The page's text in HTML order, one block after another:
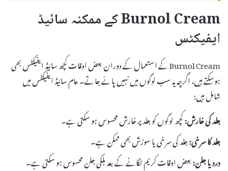
Burnol Cream کے ممکنہ سائیڈ
ایفیکٹس
Burnol Cream کے استعمال کے دوران بعض اوقات کچھ سائیڈ ایفیکٹس بھی
ہوسکتے ہیں، اگرچہ یہ سب لوگوں میں نہیں پائے جاتے۔ عام سائیڈ ایفیکٹس میں
شامل ہیں:
جلد کی خارش:کچھ لوگوں کو جلد پر خارش محسوس ہو سکتی ہے۔
جلد کا سرخی:جلد کی سرخی یا سوزش بھی ممکن ہے۔
درد یا جلن:بعض اوقات کریم لگانے کے بعد ہلکی جلن محسوس ہو سکتی ہے۔